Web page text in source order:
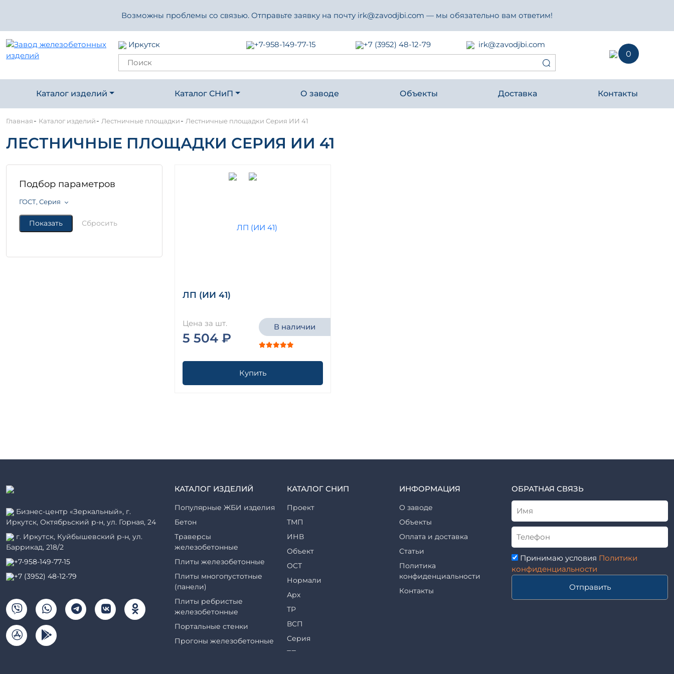
Возможны проблемы со связью. Отправьте заявку на почту irk@zavodjbi.com — мы обязательно вам ответим!
Иркутск +7-958-149-77-15 +7 (3952) 48-12-79
irk@zavodjbi.com
0
Каталог изделий Каталог СНиП О заводе Объекты Доставка Контакты
Главная- Каталог изделий- Лестничные площадки- Лестничные площадки Серия ИИ 41
ЛЕСТНИЧНЫЕ ПЛОЩАДКИ СЕРИЯ ИИ 41
Подбор параметров
ГОСТ, Серия
ЛП (ИИ 41)
Цена за шт.
5 504 ₽
В наличии
Купить
Бизнес-центр «Зеркальный», г.
Иркутск, Октябрьский р-н, ул. Горная, 24
г. Иркутск, Куйбышевский р-н, ул.
Баррикад, 218/2
+7-958-149-77-15
+7 (3952) 48-12-79
КАТАЛОГ ИЗДЕЛИЙ
Популярные ЖБИ изделия
Бетон
Траверсы
железобетонные
Плиты железобетонные
Плиты многопустотные
(панели)
Плиты ребристые
железобетонные
Портальные стенки
Прогоны железобетонные
КАТАЛОГ СНИП
Проект
ТМП
ИНВ
Объект
ОСТ
Нормали
Арх
ТР
ВСП
Серия
ТП
ИНФОРМАЦИЯ
О заводе
Объекты
Оплата и доставка
Статьи
Политика
конфиденциальности
Контакты
ОБРАТНАЯ СВЯЗЬ
Принимаю условия Политики
конфиденциальности
Отправить